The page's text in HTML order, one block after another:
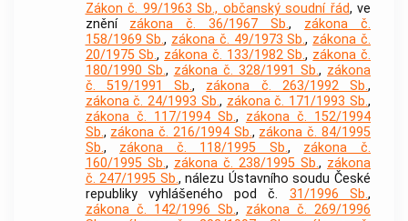
Zákon č. 99/1963 Sb., občanský soudní řád, ve
znění zákona č. 36/1967 Sb., zákona č.
158/1969 Sb., zákona č. 49/1973 Sb., zákona č.
20/1975 Sb., zákona č. 133/1982 Sb., zákona č.
180/1990 Sb., zákona č. 328/1991 Sb., zákona
č. 519/1991 Sb., zákona č. 263/1992 Sb.,
zákona č. 24/1993 Sb., zákona č. 171/1993 Sb.,
zákona č. 117/1994 Sb., zákona č. 152/1994
Sb., zákona č. 216/1994 Sb., zákona č. 84/1995
Sb., zákona č. 118/1995 Sb., zákona č.
160/1995 Sb., zákona č. 238/1995 Sb., zákona
č. 247/1995 Sb., nálezu Ústavního soudu České
republiky vyhlášeného pod č. 31/1996 Sb.,
zákona č. 142/1996 Sb., zákona č. 269/1996